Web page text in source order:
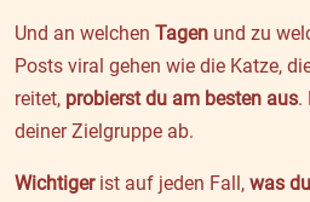
Und an welchen Tagen und zu
Posts viral gehen wie die Katze,
reitet, probierst du am besten aus.
deiner Zielgruppe ab.
Wichtigerist auf jeden Fall, was